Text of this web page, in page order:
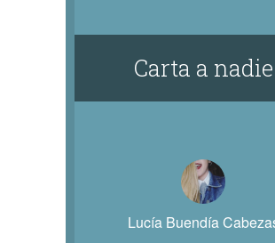
Carta a nadie
Lucía Buendía